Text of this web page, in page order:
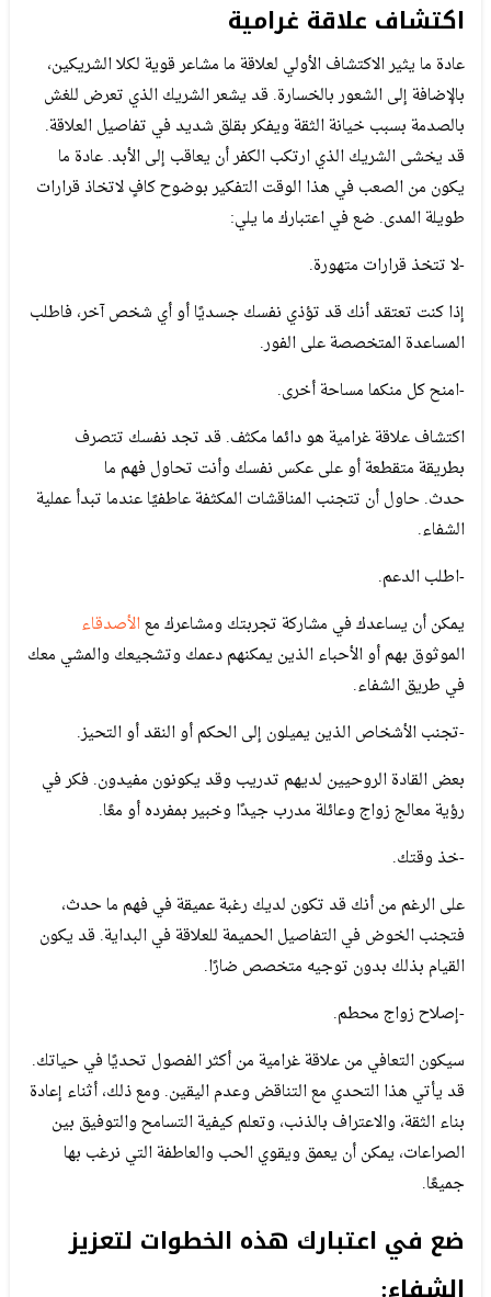
اكتشاف علاقة غرامية
عادة ما يثير الاكتشاف الأولي لعلاقة ما مشاعر قوية لكلا الشريكين،
بالإضافة إلى الشعور بالخسارة. قد يشعر الشريك الذي تعرض للغش
بالصدمة بسبب خيانة الثقة ويفكر بقلق شديد في تفاصيل العلاقة.
قد يخشى الشريك الذي ارتكب الكفر أن يعاقب إلى الأبد. عادة ما
يكون من الصعب في هذا الوقت التفكير بوضوح كافٍ لاتخاذ قرارات
طويلة المدى. ضع في اعتبارك ما يلي:
-لا تتخذ قرارات متهورة.
إذا كنت تعتقد أنك قد تؤذي نفسك جسديًا أو أي شخص آخر، فاطلب
المساعدة المتخصصة على الفور.
-امنح كل منكما مساحة أخرى.
اكتشاف علاقة غرامية هو دائما مكثف. قد تجد نفسك تتصرف
بطريقة متقطعة أو على عكس نفسك وأنت تحاول فهم ما
حدث. حاول أن تتجنب المناقشات المكثفة عاطفيًا عندما تبدأ عملية
الشفاء.
-اطلب الدعم.
يمكن أن يساعدك في مشاركة تجربتك ومشاعرك معالأصدقاء
الموثوق بهم أو الأحباء الذين يمكنهم دعمك وتشجيعك والمشي معك
في طريق الشفاء.
-تجنب الأشخاص الذين يميلون إلى الحكم أو النقد أو التحيز.
بعض القادة الروحيين لديهم تدريب وقد يكونون مفيدون. فكر في
رؤية معالج زواج وعائلة مدرب جيدًا وخبير بمفرده أو معًا.
-خذ وقتك.
على الرغم من أنك قد تكون لديك رغبة عميقة في فهم ما حدث،
فتجنب الخوض في التفاصيل الحميمة للعلاقة في البداية. قد يكون
القيام بذلك بدون توجيه متخصص ضارًا.
-إصلاح زواج محطم.
سيكون التعافي من علاقة غرامية من أكثر الفصول تحديًا في حياتك.
قد يأتي هذا التحدي مع التناقض وعدم اليقين. ومع ذلك، أثناء إعادة
بناء الثقة، والاعتراف بالذنب، وتعلم كيفية التسامح والتوفيق بين
الصراعات، يمكن أن يعمق ويقوي الحب والعاطفة التي نرغب بها
جميعًا.
ضع في اعتبارك هذه الخطوات لتعزيز